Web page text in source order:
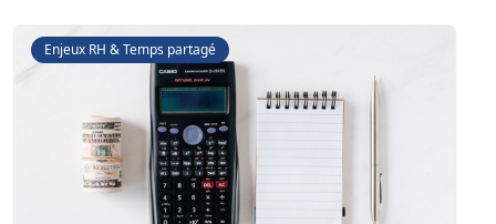
Enjeux RH & Temps partagé